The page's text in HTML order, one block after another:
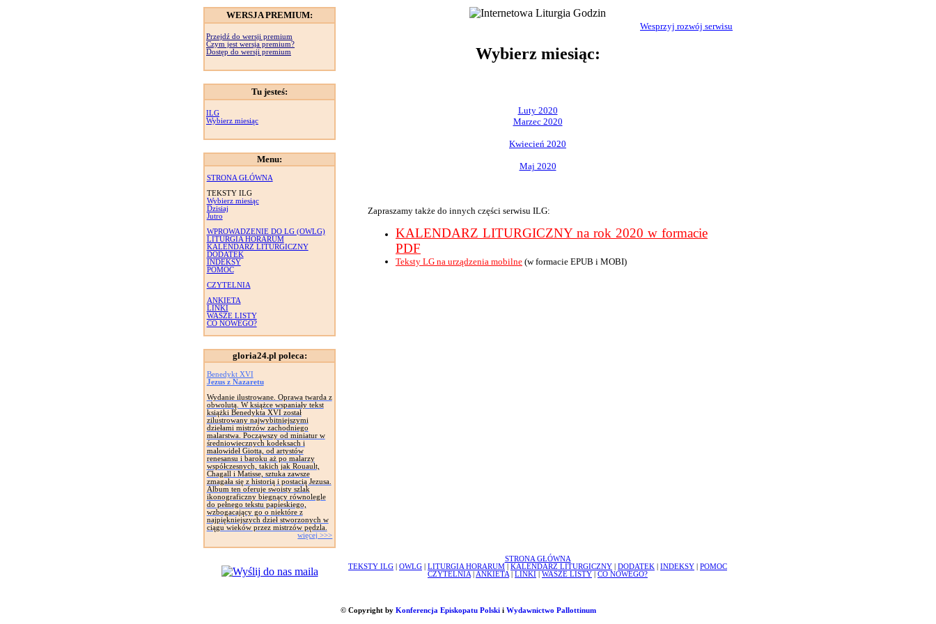
WERSJA PREMIUM:
Przejdź do wersji premium
Czym jest wersja premium?
Dostęp do wersji premium
Tu jesteś:
ILG
Wybierz miesiąc
Menu:
STRONA GŁÓWNA
TEKSTY ILG
Wybierz miesiąc
Dzisiaj
Jutro
WPROWADZENIE DO LG (OWLG)
LITURGIA HORARUM
KALENDARZ LITURGICZNY
DODATEK
INDEKSY
POMOC
CZYTELNIA
ANKIETA
LINKI
WASZE LISTY
CO NOWEGO?
gloria24.pl poleca:
Benedykt XVI
Jezus z Nazaretu
Wydanie ilustrowane. Oprawa twarda z
obwolutą. W książce wspaniały tekst
książki Benedykta XVI został
zilustrowany najwybitniejszymi
dziełami mistrzów zachodniego
malarstwa. Począwszy od miniatur w
średniowiecznych kodeksach i
malowideł Giotta, od artystów
renesansu i baroku aż po malarzy
współczesnych, takich jak Rouault,
Chagall i Matisse, sztuka zawsze
zmagała się z historią i postacią Jezusa.
Album ten oferuje swoisty szlak
ikonograficzny biegnący równolegle
do pełnego tekstu papieskiego,
wzbogacający go o niektóre z
najpiękniejszych dzieł stworzonych w
ciągu wieków przez mistrzów pędzla.
więcej >>>
Wesprzyj rozwój serwisu
Wybierz miesiąc:
Luty 2020
Marzec 2020
Kwiecień 2020
Maj 2020
Zapraszamy także do innych części serwisu ILG:
KALENDARZ LITURGICZNY na rok 2020 w formacie
PDF
Teksty LG na urządzenia mobilne (w formacie EPUB i MOBI)
STRONA GŁÓWNA
TEKSTY ILG
OWLG LITURGIA HORARUM KALENDARZ LITURGICZNY DODATEK INDEKSY
POMOC
CZYTELNIA
ANKIETA LINKI WASZE LISTY CO NOWEGO?
© Copyright by Konferencja Episkopatu Polskii Wydawnictwo Pallottinum